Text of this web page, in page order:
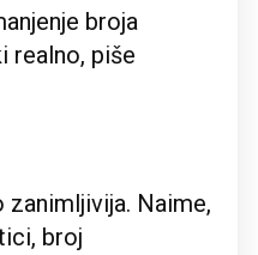
broja
realno, piše
zanimljivija. Naime,
broj